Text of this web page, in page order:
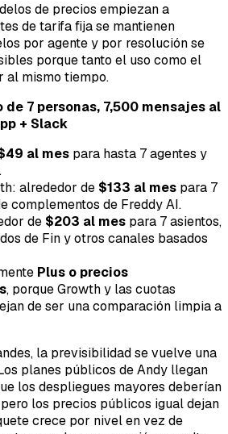
de precios empiezan a
de tarifa fija se mantienen
por agente y por resolución se
porque tanto el uso como el
al mismo tiempo.
7 personas, 7,500 mensajes al
+ Slack
al mes para hasta 7 agentes y
alrededor de $133 al mes para 7
complementos de Freddy AI.
de $203 al mes para 7 asientos,
de Fin y otros canales basados
Plus o precios
, porque Growth y las cuotas
de ser una comparación limpia a
la previsibilidad se vuelve una
planes públicos de Andy llegan
los despliegues mayores deberían
los precios públicos igual dejan
crece por nivel en vez de